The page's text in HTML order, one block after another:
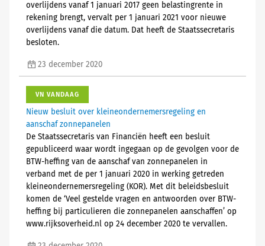
overlijdens vanaf 1 januari 2017 geen belastingrente in
rekening brengt, vervalt per 1 januari 2021 voor nieuwe
overlijdens vanaf die datum. Dat heeft de Staatssecretaris
besloten.
23 december 2020
VN VANDAAG
Nieuw besluit over kleineondernemersregeling en
aanschaf zonnepanelen
De Staatssecretaris van Financiën heeft een besluit
gepubliceerd waar wordt ingegaan op de gevolgen voor de
BTW-heffing van de aanschaf van zonnepanelen in
verband met de per 1 januari 2020 in werking getreden
kleineondernemersregeling (KOR). Met dit beleidsbesluit
komen de ‘Veel gestelde vragen en antwoorden over BTW-
heffing bij particulieren die zonnepanelen aanschaffen’ op
www.rijksoverheid.nl op 24 december 2020 te vervallen.